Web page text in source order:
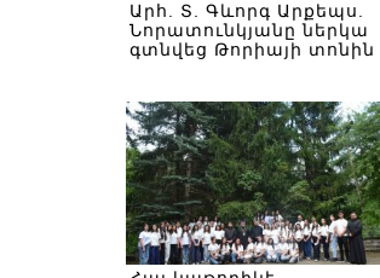
Արհ. Տ. Գևորգ Արքեպս.
Նորատունկյանը ներկա
գտնվեց Թորիայի տոնին